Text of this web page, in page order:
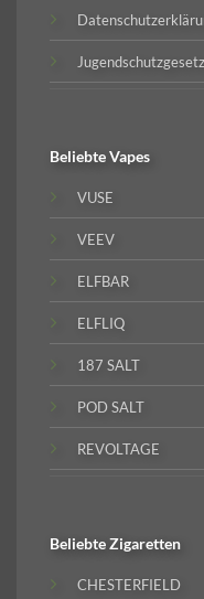
Jugendschutzgesetz
BeliebteVapes
VUSE
VEEV
ELFBAR
ELFLIQ
187 SALT
POD SALT
REVOLTAGE
BeliebteZigaretten
CHESTERFIELD